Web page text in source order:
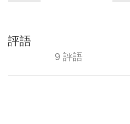
評語
9 評語